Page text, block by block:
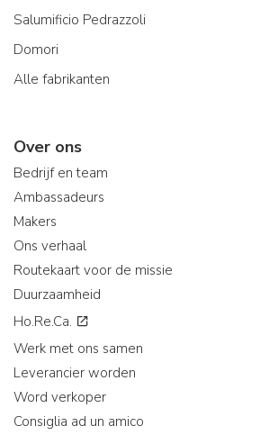
Salumificio Pedrazzoli
Domori
Alle fabrikanten
Over ons
Bedrijf en team
Ambassadeurs
Makers
Ons verhaal
Routekaart voor de missie
Duurzaamheid
Ho.Re.Ca.
Werk met ons samen
Leverancier worden
Word verkoper
Consiglia ad un amico